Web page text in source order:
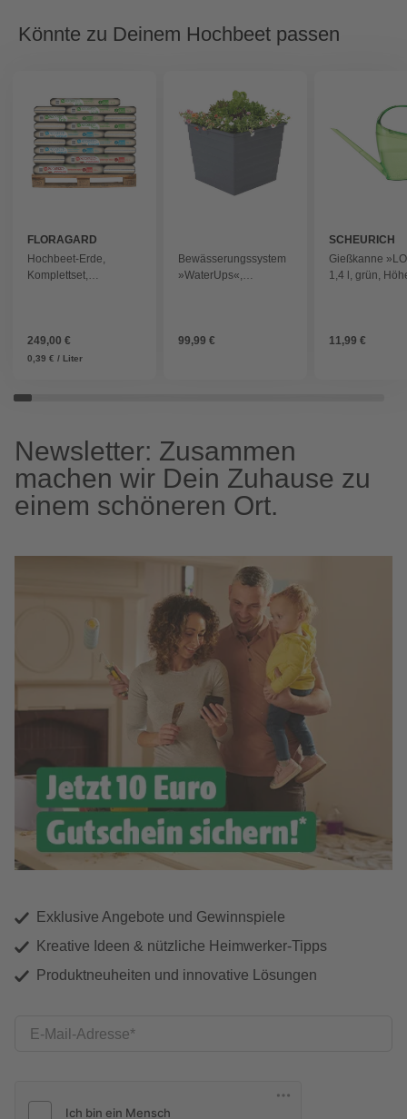
Könnte zu Deinem Hochbeet passen
FLORAGARD
Hochbeet-Erde,
Komplettset,
249,00 €
0,39 € / Liter
Bewässerungssystem
»WaterUps«,
99,99 €
SCHEURICH
Gießkanne
1,4 l, grün,
11,99 €
Newsletter: Zusammen
machen wir Dein Zuhause zu
einem schöneren Ort.
Exklusive Angebote und Gewinnspiele
Kreative Ideen & nützliche Heimwerker-Tipps
Produktneuheiten und innovative Lösungen
E-Mail-Adresse